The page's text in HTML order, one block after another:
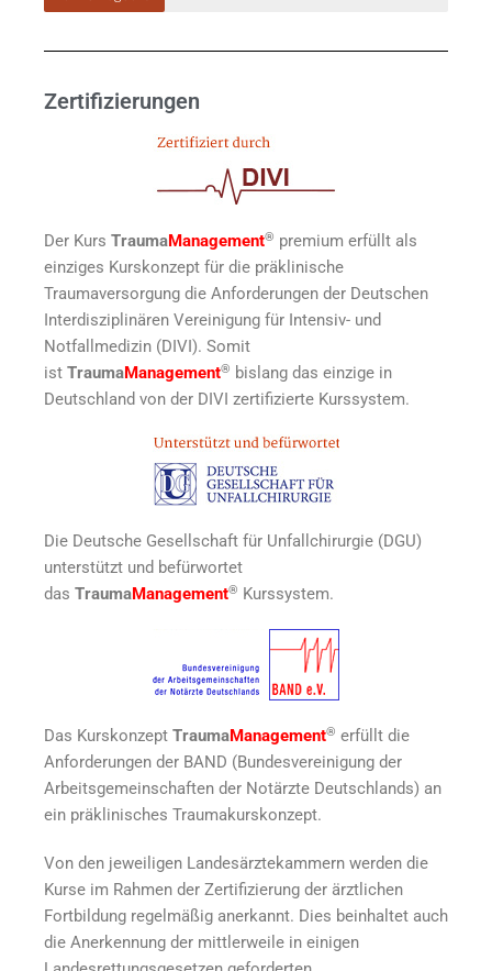
Zertifizierungen
Der Kurs TraumaManagement® premium erfüllt als
einziges Kurskonzept für die präklinische
Traumaversorgung die Anforderungen der Deutschen
Interdisziplinären Vereinigung für Intensiv- und
Notfallmedizin (DIVI). Somit
ist TraumaManagement® bislang das einzige in
Deutschland von der DIVI zertifizierte Kurssystem.
Die Deutsche Gesellschaft für Unfallchirurgie (DGU)
unterstützt und befürwortet
das TraumaManagement® Kurssystem.
Das Kurskonzept TraumaManagement® erfüllt die
Anforderungen der BAND (Bundesvereinigung der
Arbeitsgemeinschaften der Notärzte Deutschlands) an
ein präklinisches Traumakurskonzept.
Von den jeweiligen Landesärztekammern werden die
Kurse im Rahmen der Zertifizierung der ärztlichen
Fortbildung regelmäßig anerkannt. Dies beinhaltet auch
die Anerkennung der mittlerweile in einigen